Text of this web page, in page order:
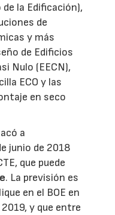
la Edificación),
de
y más
de Edificios
Nulo (EECN),
ECO y las
en seco
a
junio de 2018
que puede
. La previsión es
en el BOE en
y que entre